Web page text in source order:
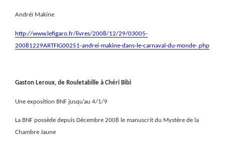
Andréï Makine
http://www.lefigaro.fr/livres/2008/12/29/03005-
20081229ARTFIG00251-andrei-makine-dans-le-carnaval-du-monde-.php
Gaston Leroux, de Rouletabille à Chéri Bibi
Une exposition BNF jusqu’au 4/1/9
La BNF possède depuis Décembre 2008 le manuscrit du Mystère de la
Chambre Jaune